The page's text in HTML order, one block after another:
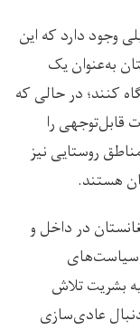
وجود دارد که این
به‌عنوان یک
کنند؛ در حالی که
قابل‌توجهی را
روستایی نیز
هستند.
در داخل و
سیاست‌های
بشریت تلاش
عادی‌سازی